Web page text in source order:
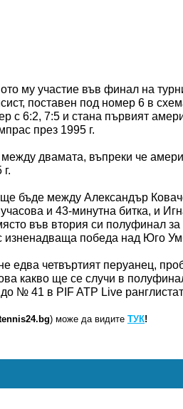
му участие във финал на
поставен под номер 6 в
с 6:2, 7:5 и стана първият
през 1995 г.
двамата, въпреки че
бъде между Александър
и 43-минутна битка, и
във втория си полуфинал
изненадваща победа над Юго
едва четвъртият перуанец,
какво ще се случи в
№ 41 в PIF ATP Live
) може да видите ТУК!